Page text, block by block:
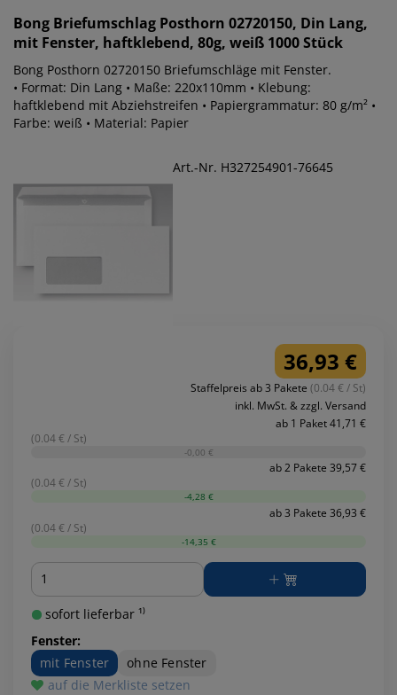
Bong Briefumschlag Posthorn 02720150, Din Lang,
mit Fenster, haftklebend, 80g, weiß 1000 Stück
Bong Posthorn 02720150 Briefumschläge mit Fenster.
• Format: Din Lang • Maße: 220x110mm • Klebung:
haftklebend mit Abziehstreifen • Papiergrammatur: 80 g/m² •
Farbe: weiß • Material: Papier
Art.-Nr. H327254901-76645
36,93 €
Staffelpreis ab 3 Pakete (0.04 € / St)
inkl. MwSt. & zzgl. Versand
ab 1 Paket 41,71 €
(0.04 € / St)
-0,00 €
ab 2 Pakete 39,57 €
(0.04 € / St)
-4,28 €
ab 3 Pakete 36,93 €
(0.04 € / St)
-14,35 €
Menge
sofort lieferbar ¹⁾
Fenster:
mit Fenster
ohne Fenster
auf die Merkliste setzen